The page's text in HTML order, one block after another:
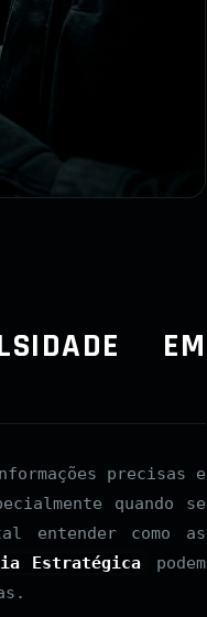
EM
precisas e
quando se
entender como as
Estratégica
podem